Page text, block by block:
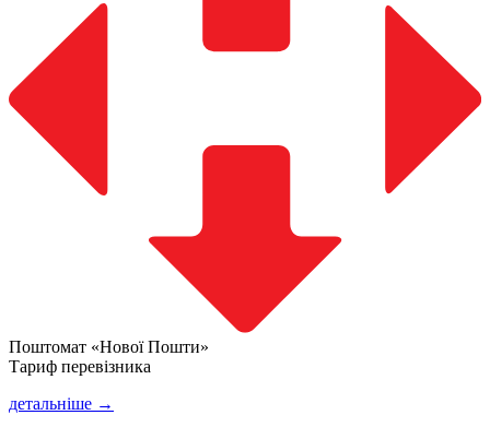
Поштомат «Нової Пошти»
Тариф перевізника
детальніше →